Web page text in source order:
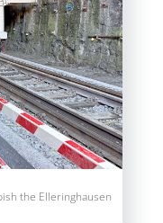
the Elleringhausen